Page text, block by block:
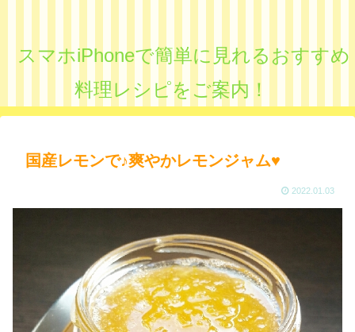
スマホiPhoneで簡単に見れるおすすめ
料理レシピをご案内！
国産レモンで♪爽やかレモンジャム♥
2022.01.03